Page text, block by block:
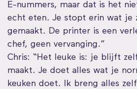
E-nummers, maar dat is het
echt eten. Je stopt erin wat je
gemaakt. De printer is een
chef, geen vervanging.”
Chris: “Het leuke is: je blijft
maakt. Je doet alles wat je
keuken doet. Ik breng alles